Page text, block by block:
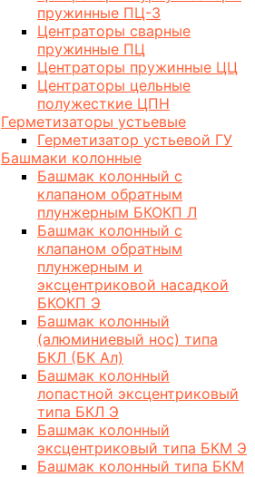
пружинные ПЦ-3
Центраторы сварные
пружинные ПЦ
Центраторы пружинные ЦЦ
Центраторы цельные
полужесткие ЦПН
Герметизаторы устьевые
Герметизатор устьевой ГУ
Башмаки колонные
Башмак колонный с
клапаном обратным
плунжерным БКОКП Л
Башмак колонный с
клапаном обратным
плунжерным и
эксцентриковой насадкой
БКОКП Э
Башмак колонный
(алюминиевый нос) типа
БКЛ (БК Ал)
Башмак колонный
лопастной эксцентриковый
типа БКЛ Э
Башмак колонный
эксцентриковый типа БКМ Э
Башмак колонный типа БКМ